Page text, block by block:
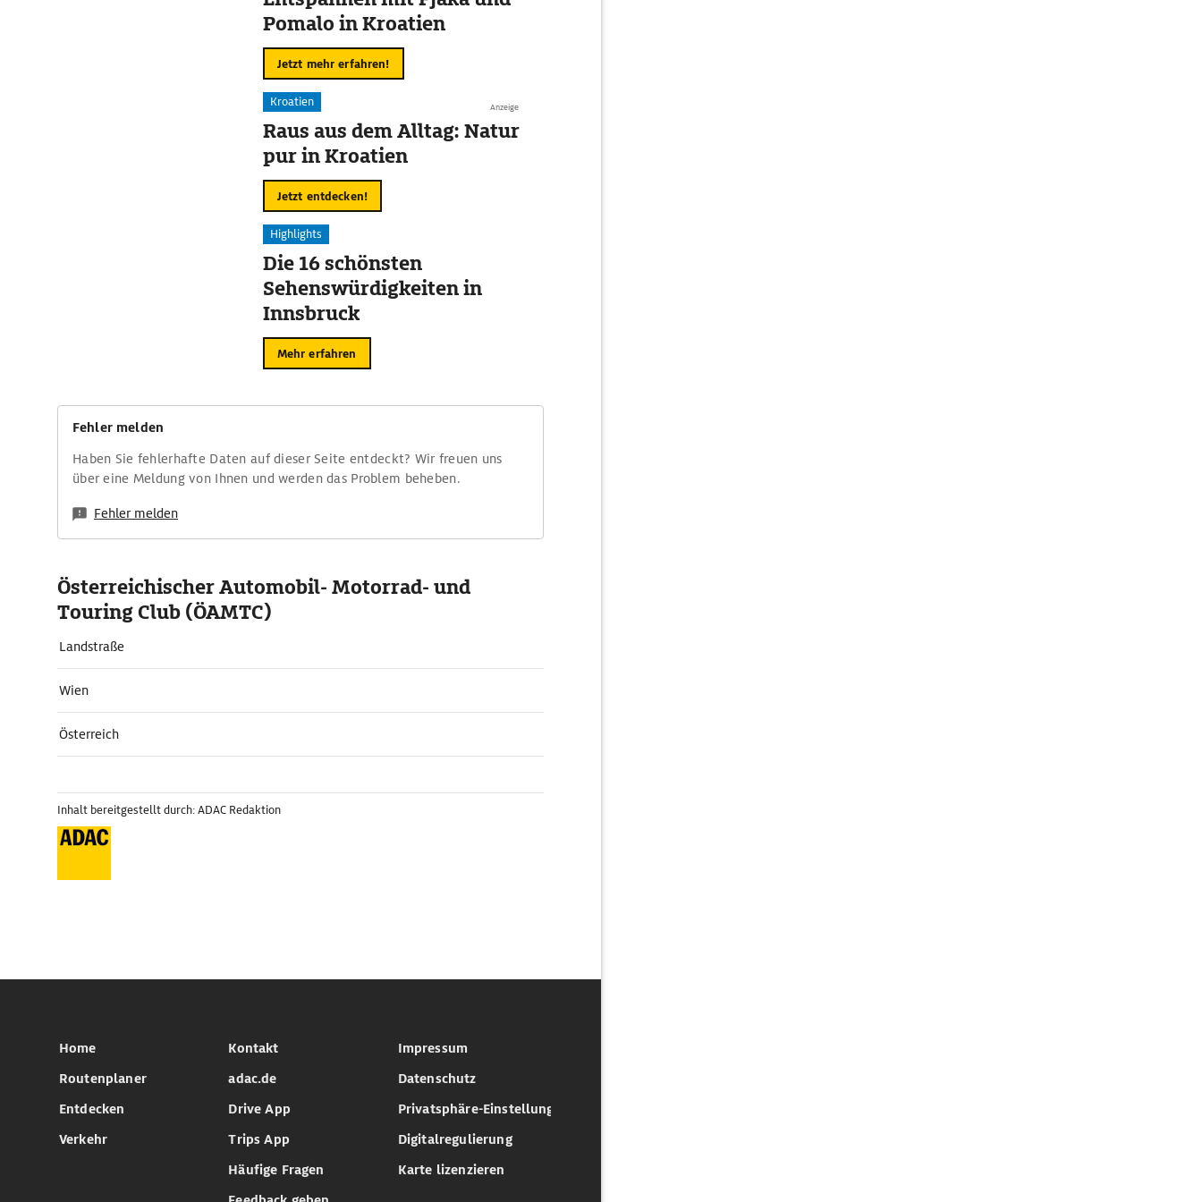
Pomalo in Kroatien
Jetzt mehr erfahren!
Anzeige
Kroatien
Raus aus dem Alltag: Natur
pur in Kroatien
Jetzt entdecken!
Highlights
Die 16 schönsten
Sehenswürdigkeiten in
Innsbruck
Mehr erfahren
Fehler melden
Haben Sie fehlerhafte Daten auf dieser Seite entdeckt? Wir freuen uns
über eine Meldung von Ihnen und werden das Problem beheben.
Fehler melden
Österreichischer Automobil- Motorrad- und
Touring Club (ÖAMTC)
Landstraße
Wien
Österreich
Inhalt bereitgestellt durch: ADAC Redaktion
Home
Routenplaner
Entdecken
Verkehr
Kontakt
adac.de
Drive App
Trips App
Häufige Fragen
Impressum
Datenschutz
Privatsphäre-Einstellungen
Digitalregulierung
Karte lizenzieren